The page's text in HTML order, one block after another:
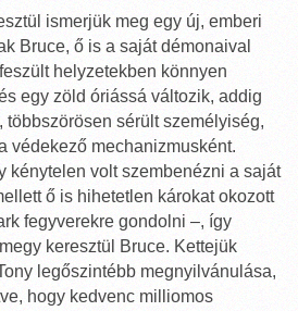
ismerjük meg egy új, emberi
Bruce, ő is a saját démonaival
helyzetekben könnyen
egy zöld óriássá változik, addig
többszörösen sérült személyiség,
védekező mechanizmusként.
kénytelen volt szembenézni a saját
ő is hihetetlen károkat okozott
fegyverekre gondolni –, így
keresztül Bruce. Kettejük
legőszintébb megnyilvánulása,
hogy kedvenc milliomos